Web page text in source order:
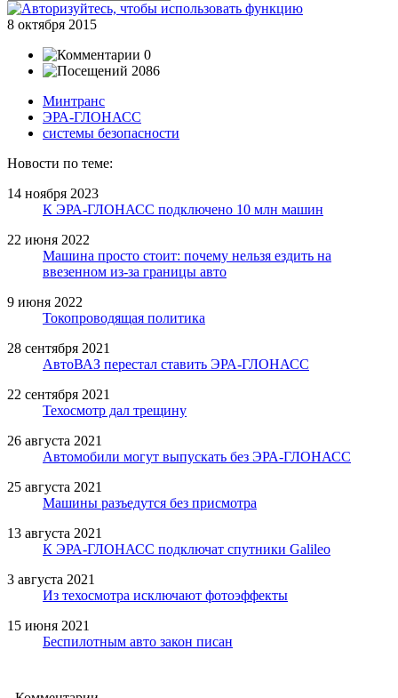
8 октября 2015
0
2086
Минтранс
ЭРА-ГЛОНАСС
системы безопасности
Новости по теме:
14 ноября 2023
К ЭРА-ГЛОНАСС подключено 10 млн машин
22 июня 2022
Машина просто стоит: почему нельзя ездить на
ввезенном из-за границы авто
9 июня 2022
Токопроводящая политика
28 сентября 2021
АвтоВАЗ перестал ставить ЭРА-ГЛОНАСС
22 сентября 2021
Техосмотр дал трещину
26 августа 2021
Автомобили могут выпускать без ЭРА-ГЛОНАСС
25 августа 2021
Машины разъедутся без присмотра
13 августа 2021
К ЭРА-ГЛОНАСС подключат спутники Galileo
3 августа 2021
Из техосмотра исключают фотоэффекты
15 июня 2021
Беспилотным авто закон писан